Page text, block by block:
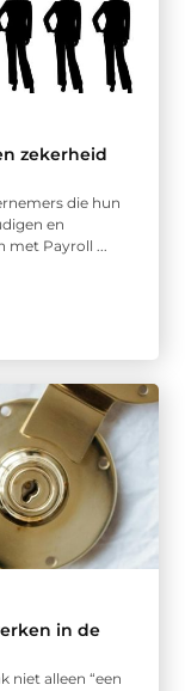
zekerheid
die hun
en
met Payroll ...
in de
niet alleen “een